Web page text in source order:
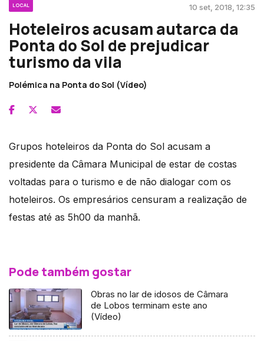
LOCAL 10 set, 2018, 12:35
Hoteleiros acusam autarca da
Ponta do Sol de prejudicar
turismo da vila
Polémica na Ponta do Sol (Vídeo)
Grupos hoteleiros da Ponta do Sol acusam a
presidente da Câmara Municipal de estar de costas
voltadas para o turismo e de não dialogar com os
hoteleiros. Os empresários censuram a realização de
festas até as 5h00 da manhã.
Pode também gostar
Obras no lar de idosos de Câmara
de Lobos terminam este ano
(Vídeo)